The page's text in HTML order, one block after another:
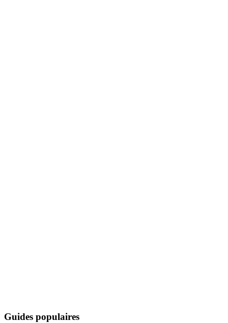
Guides populaires